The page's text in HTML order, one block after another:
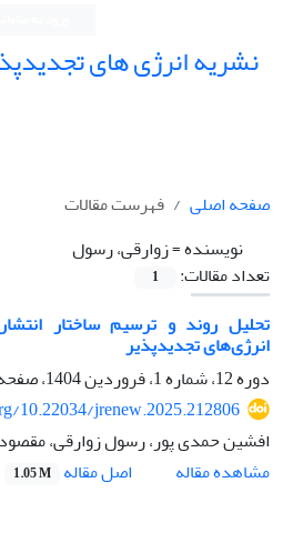
نشریه انرژی های
صفحه اصلی
فهرست مقالات
نویسنده =زوارقی، رسول
تعداد مقالات:
1
تحلیل روند و ترسیم ساختار
انرژی‌های تجدیدپذیر
دوره 12، شماره 1، فروردین 1404، صفحه
10.22034/jrenew.2025.212806
افشین حمدی پور، رسول زوارقی،
مشاهده مقاله
اصل مقاله 1.05 M